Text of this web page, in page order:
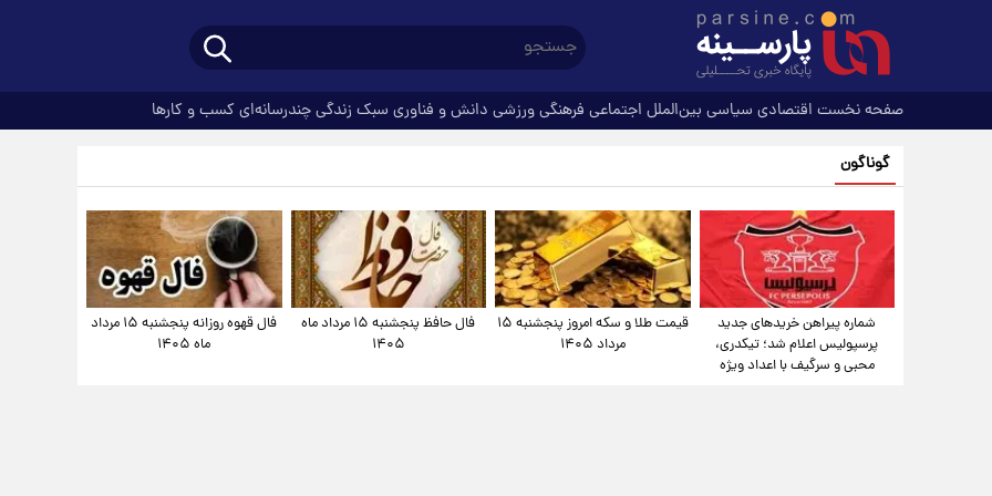
صفحه نخست اقتصادی سیاسی بین‌الملل اجتماعی فرهنگیورزشی دانش و فناوری سبک زندگیچندرسانه‌ای کسب و کارها
گوناگون
شماره پیراهن خریدهای جدید
پرسپولیس اعلام شد؛ تیکدری،
محبی و سرگیف با اعداد ویژه
قیمت طلا و سکه امروز پنجشنبه ۱۵
مرداد ۱۴۰۵
فال حافظ پنجشنبه ۱۵ مرداد ماه
۱۴۰۵
فال قهوه روزانه پنجشنبه ۱۵ مرداد
ماه ۱۴۰۵